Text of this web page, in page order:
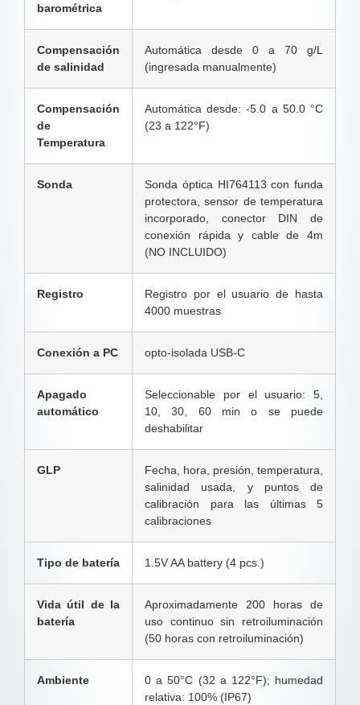
barométrica
Compensación
de salinidad
Automática desde 0 a 70 g/L
(ingresada manualmente)
Compensación
de
Temperatura
Automática desde: -5.0 a 50.0 °C
(23 a 122°F)
Sonda
Sonda óptica HI764113 con funda
protectora, sensor de temperatura
incorporado, conector DIN de
conexión rápida y cable de 4m
(NO INCLUIDO)
Registro
Registro por el usuario de hasta
4000 muestras
Conexión a PC opto-isolada USB-C
Apagado
automático
Seleccionable por el usuario: 5,
10, 30, 60 min o se puede
deshabilitar
GLP
Fecha, hora, presión, temperatura,
salinidad usada, y puntos de
calibración para las últimas 5
calibraciones
Tipo de batería 1.5V AA battery (4 pcs.)
Vida útil de la
batería
Aproximadamente 200 horas de
uso continuo sin retroiluminación
(50 horas con retroiluminación)
Ambiente
0 a 50°C (32 a 122°F); humedad
relativa: 100% (IP67)